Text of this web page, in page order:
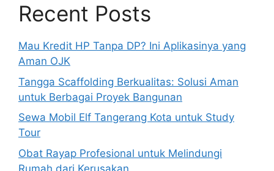
Recent Posts
Mau Kredit HP Tanpa DP? Ini Aplikasinya yang
Aman OJK
Tangga Scaffolding Berkualitas: Solusi Aman
untuk Berbagai Proyek Bangunan
Sewa Mobil Elf Tangerang Kota untuk Study
Tour
Obat Rayap Profesional untuk Melindungi
Rumah dari Kerusakan